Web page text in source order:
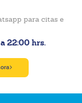
para citas e
22:00 hrs.